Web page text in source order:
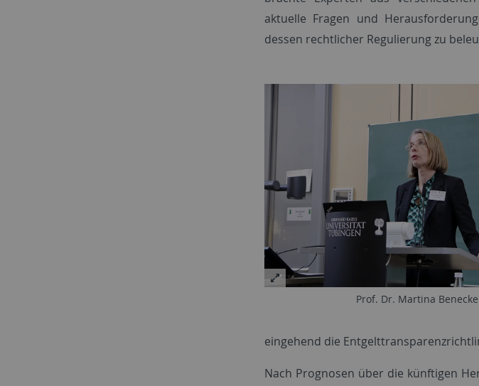
aktuelle Fragen und
dessen rechtlicher Regulierung zu
Prof. Dr. Martina Benecke
eingehend die
Nach Prognosen über die künftigen